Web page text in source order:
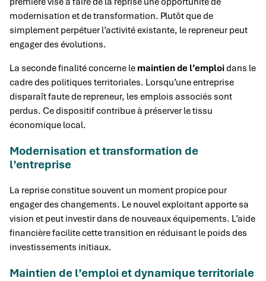
modernisation et de transformation. Plutôt que de
simplement perpétuer l’activité existante, le repreneur peut
engager des évolutions.
La seconde finalité concerne le maintien de l’emploidans le
cadre des politiques territoriales. Lorsqu’une entreprise
disparaît faute de repreneur, les emplois associés sont
perdus. Ce dispositif contribue à préserver le tissu
économique local.
Modernisation et transformation de
l’entreprise
La reprise constitue souvent un moment propice pour
engager des changements. Le nouvel exploitant apporte sa
vision et peut investir dans de nouveaux équipements. L’aide
financière facilite cette transition en réduisant le poids des
investissements initiaux.
Maintien de l’emploi et dynamique territoriale